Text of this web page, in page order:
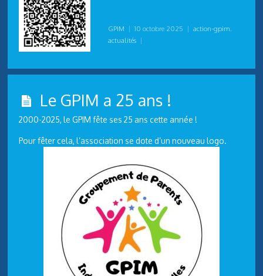
GPIM | 10 octobre 2025 | action-gpim,
actualités |
Le GPIM a 25 ans !
2000-2025, le GPIM fête ses 25 ans cette année !
Pour fêter cela, l’association se dote d’un nouveau logo.